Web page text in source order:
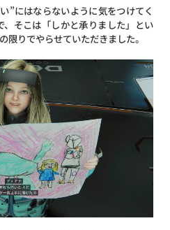
”にはならないように気をつけてく
そこは「しかと承りました」とい
限りでやらせていただきました。